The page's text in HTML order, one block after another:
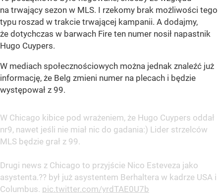
na trwający sezon w MLS. I rzekomy brak możliwości tego
typu roszad w trakcie trwającej kampanii. A dodajmy,
że dotychczas w barwach Fire ten numer nosił napastnik
Hugo Cuypers.
W mediach społecznościowych można jednak znaleźć już
informację, że Belg zmieni numer na plecach i będzie
występował z 99.
W Chicago kibice pod wrażeniem, że Hugo Cuypers oddał
nr9, nawet jeśli nie miał nic do gadania:) Lider strzelców
MLS będzie grał z 99.
Drugi news z Chicago to przyjście Nico Esteveza jako
asystenta.?? był już asystentem Berhaltera w kadrze USA i
Columbus. pic.twitter.com/yrdTAE0U7b